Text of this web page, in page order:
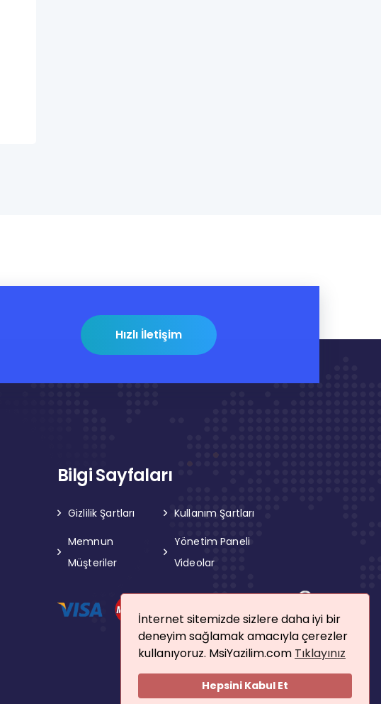
İnternet sitemizde sizlere daha iyi bir
deneyim sağlamak amacıyla çerezler
kullanıyoruz. MsiYazilim.com Tıklayınız
Hepsini Kabul Et
Hızlı İletişim
Bilgi Sayfaları
Gizlilik Şartları
Kullanım Şartları
Memnun
Müşteriler
Yönetim Paneli
Videolar